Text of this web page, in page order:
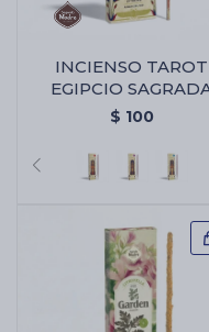
INCIENSO TAROT
EGIPCIO
MADRE - Ambar De
$ 100
Cartas de Tarot
Artículos Religiosos
Aromatizantes de